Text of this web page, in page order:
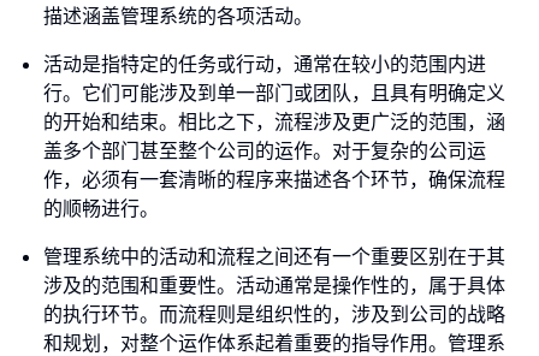
描述涵盖管理系统的各项活动。
活动是指特定的任务或行动，通常在较小的范围内进
行。它们可能涉及到单一部门或团队，且具有明确定义
的开始和结束。相比之下，流程涉及更广泛的范围，涵
盖多个部门甚至整个公司的运作。对于复杂的公司运
作，必须有一套清晰的程序来描述各个环节，确保流程
的顺畅进行。
管理系统中的活动和流程之间还有一个重要区别在于其
涉及的范围和重要性。活动通常是操作性的，属于具体
的执行环节。而流程则是组织性的，涉及到公司的战略
和规划，对整个运作体系起着重要的指导作用。管理系